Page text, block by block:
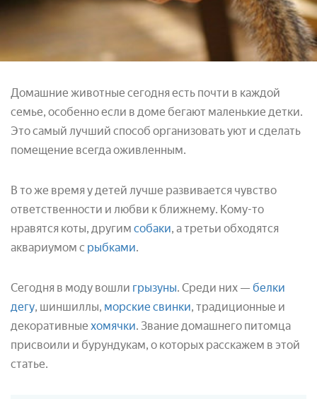
Домашние животные сегодня есть почти в каждой
семье, особенно если в доме бегают маленькие детки.
Это самый лучший способ организовать уют и сделать
помещение всегда оживленным.
В то же время у детей лучше развивается чувство
ответственности и любви к ближнему. Кому-то
нравятся коты, другим собаки, а третьи обходятся
аквариумом с рыбками.
Сегодня в моду вошли грызуны. Среди них — белки
дегу, шиншиллы, морские свинки, традиционные и
декоративные хомячки. Звание домашнего питомца
присвоили и бурундукам, о которых расскажем в этой
статье.